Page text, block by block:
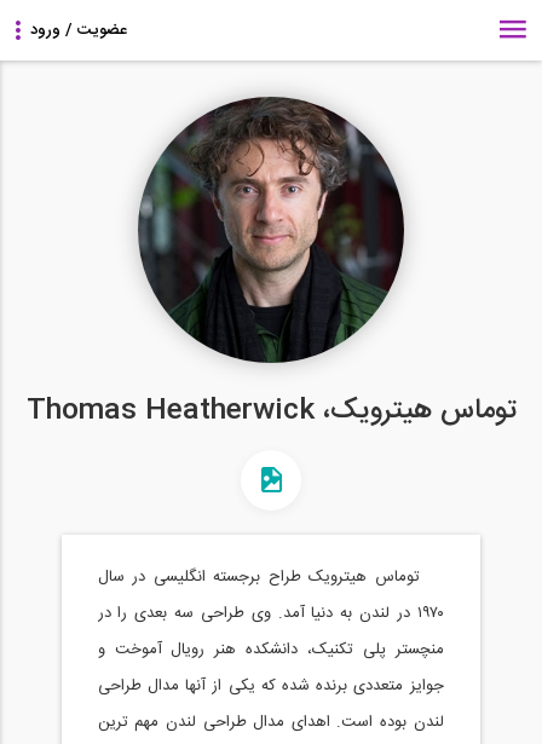
توماس هیترویک، Thomas Heatherwick
توماس هیترویک طراح برجسته انگلیسی در سال
۱۹۷۰ در لندن به دنیا آمد. وی طراحی سه بعدی را در
منچستر پلی تکنیک، دانشکده هنر رویال آموخت و
جوایز متعددی برنده شده که یکی از آنها مدال طراحی
لندن بوده است. اهدای مدال طراحی لندن مهم ترین